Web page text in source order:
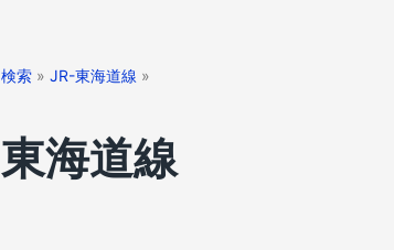
検索» JR-東海道線 »
東海道線